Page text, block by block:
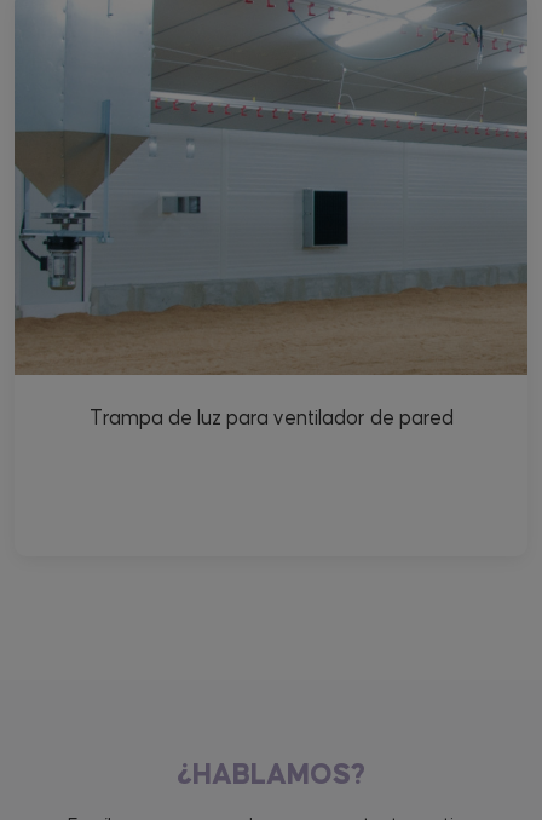
Trampa de luz para ventilador de pared
¿HABLAMOS?